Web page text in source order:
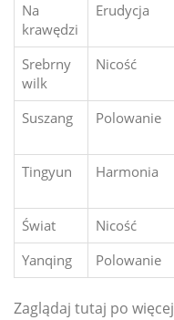
Na
krawędzi
Erudycja
Srebrny
wilk
Nicość
Suszang Polowanie
Tingyun
Harmonia
Świat
Nicość
Yanqing
Polowanie
Zaglądaj tutaj po więcej